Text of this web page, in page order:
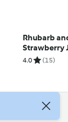
Rhubarb
Strawberry
4.0 (15)